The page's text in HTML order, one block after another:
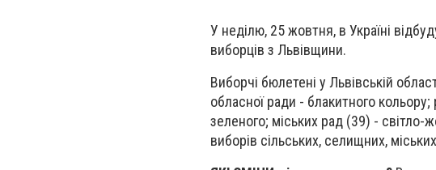
У неділю, 25 жовтня, в Україні
виборців з Львівщини.
Виборчі бюлетені у Львівській
обласної ради - блакитного кольору;
зеленого; міських рад (39) -
виборів сільських, селищних,